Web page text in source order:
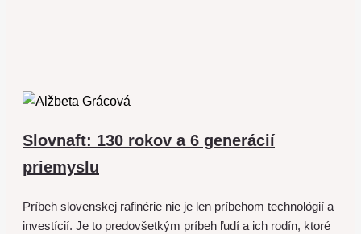
Slovnaft: 130 rokov a 6 generácií
priemyslu
Príbeh slovenskej rafinérie nie je len príbehom technológií a
investícií. Je to predovšetkým príbeh ľudí a ich rodín, ktoré